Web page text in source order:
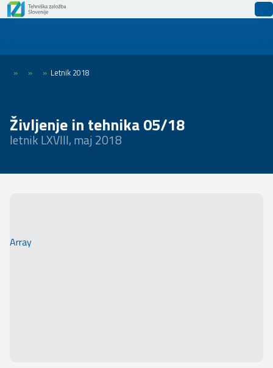
» » » Letnik 2018
Življenje in tehnika 05/18
letnik LXVIII, maj 2018
Array